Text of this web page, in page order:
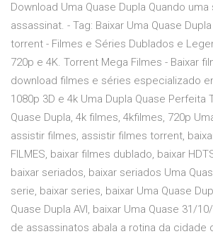
Download Uma Quase Dupla Quando
assassinat. - Tag: Baixar Uma Quase
torrent - Filmes e Séries Dublados e
720p e 4K. Torrent Mega Filmes - Baixar
download filmes e séries especializado
1080p 3D e 4k Uma Dupla Quase Perfeita
Quase Dupla, 4k filmes, 4kfilmes, 720p
assistir filmes, assistir filmes torrent,
FILMES, baixar filmes dublado, baixar
baixar seriados, baixar seriados Uma
serie, baixar series, baixar Uma Quase
Quase Dupla AVI, baixar Uma Quase 31/
de assassinatos abala a rotina da cidade